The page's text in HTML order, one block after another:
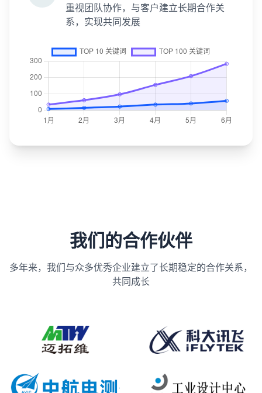
重视团队协作，与客户建立长期合作关
系，实现共同发展
我们的合作伙伴
多年来，我们与众多优秀企业建立了长期稳定的合作关系，
共同成长